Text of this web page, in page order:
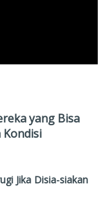
yang Bisa
Kondisi
Jika Disia-siakan